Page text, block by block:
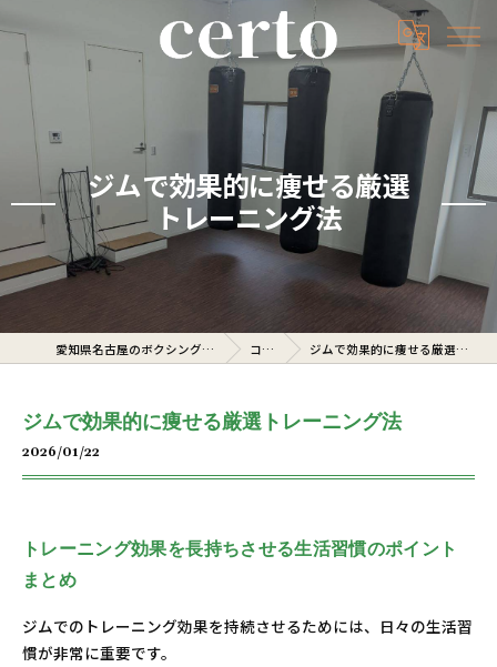
ジムで効果的に痩せる厳選
トレーニング法
愛知県名古屋のボクシングジムならcerto コラム ジムで効果的に痩せる厳選トレーニング法
ジムで効果的に痩せる厳選トレーニング法
2026/01/22
トレーニング効果を長持ちさせる生活習慣のポイント
まとめ
ジムでのトレーニング効果を持続させるためには、日々の生活習
慣が非常に重要です。